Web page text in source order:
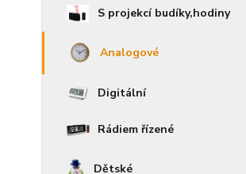
S projekcí budíky,hodiny
Analogové
Digitální
Rádiem řízené
Dětské